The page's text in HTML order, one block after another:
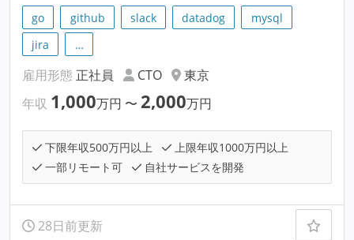
go github slack datadog
mysql
jira
…
雇用形態 正社員 CTO
東京
年収 1,000万円 〜 2,000万円
下限年収500万円以上
上限年収1000万円以上
一部リモート可
自社サービスを開発
28日前更新